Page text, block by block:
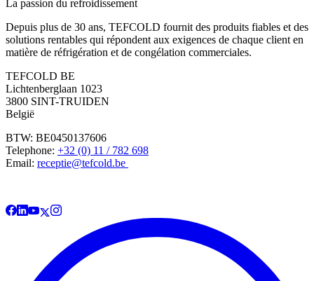
La passion du refroidissement
Depuis plus de 30 ans, TEFCOLD fournit des produits fiables et des
solutions rentables qui répondent aux exigences de chaque client en
matière de réfrigération et de congélation commerciales.
TEFCOLD BE
Lichtenberglaan 1023
3800 SINT-TRUIDEN
België
BTW: BE0450137606
Telephone: +32 (0) 11 / 782 698
Email: receptie@tefcold.be